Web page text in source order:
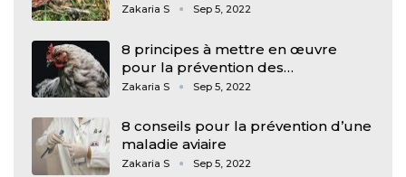
Zakaria S Sep 5, 2022
8 principes à mettre en œuvre
pour la prévention des…
Zakaria S Sep 5, 2022
8 conseils pour la prévention d’une
maladie aviaire
Zakaria S Sep 5, 2022